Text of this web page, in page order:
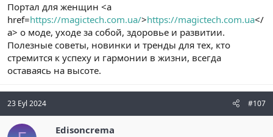
Портал для женщин <a
href=https://magictech.com.ua/>https://magictech.com.ua</
a> о моде, уходе за собой, здоровье и развитии.
Полезные советы, новинки и тренды для тех, кто
стремится к успеху и гармонии в жизни, всегда
оставаясь на высоте.
23 Eyl 2024 #107
Edisoncrema